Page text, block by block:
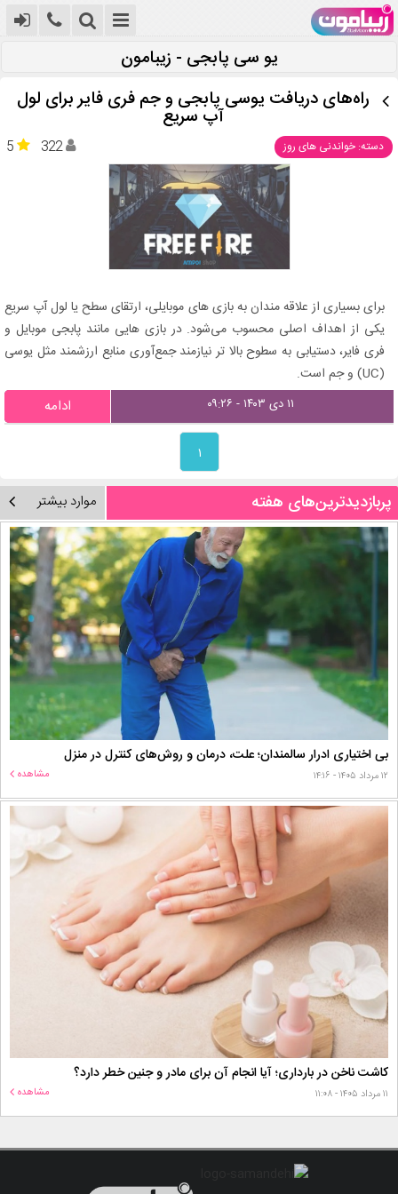
یو سی پابجی - زیبامون
راه‌های دریافت یوسی پابجی و جم فری فایر برای لول
آپ سریع
دسته: خواندنی های روز 5 322
برای بسیاری از علاقه‌ مندان به بازی‌ های موبایلی، ارتقای سطح یا لول آپ سریع
یکی از اهداف اصلی محسوب می‌شود. در بازی ‌هایی مانند پابجی موبایل و
فری فایر، دستیابی به سطوح بالا تر نیازمند جمع‌آوری منابع ارزشمند مثل یوسی
(UC) و جم است.
۱۱ دی ۱۴۰۳ - ۰۹:۲۶ ادامه
۱
پربازدیدترین‌های هفته موارد بیشتر
بی اختیاری ادرار سالمندان؛ علت، درمان و روش‌های کنترل در منزل
۱۲ مرداد ۱۴۰۵ - ۱۴:۱۶ مشاهده
کاشت ناخن در بارداری؛ آیا انجام آن برای مادر و جنین خطر دارد؟
۱۱ مرداد ۱۴۰۵ - ۱۱:۰۸ مشاهده